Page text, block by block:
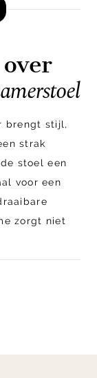
brengt stijl,
strak
stoel een
voor een
zorgt niet